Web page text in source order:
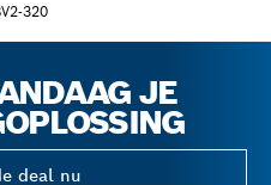
320
JE
deal nu